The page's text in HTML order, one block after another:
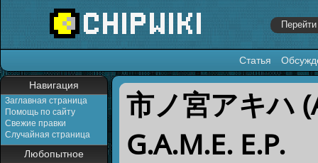
Статья
Навигация
Заглавная страница
Помощь по сайту
Свежие правки
Случайная страница
Любопытное
Перейти к:навигация,поиск
市ノ宮アキハ
G.A.M.E. E.P.